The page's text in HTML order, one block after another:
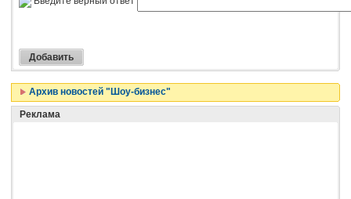
Архив новостей "Шоу-бизнес"
Реклама